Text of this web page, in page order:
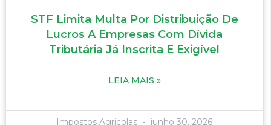
STF Limita Multa Por Distribuição De
Lucros A Empresas Com Dívida
Tributária Já Inscrita E Exigível
LEIA MAIS »
Impostos Agricolas junho 30, 2026